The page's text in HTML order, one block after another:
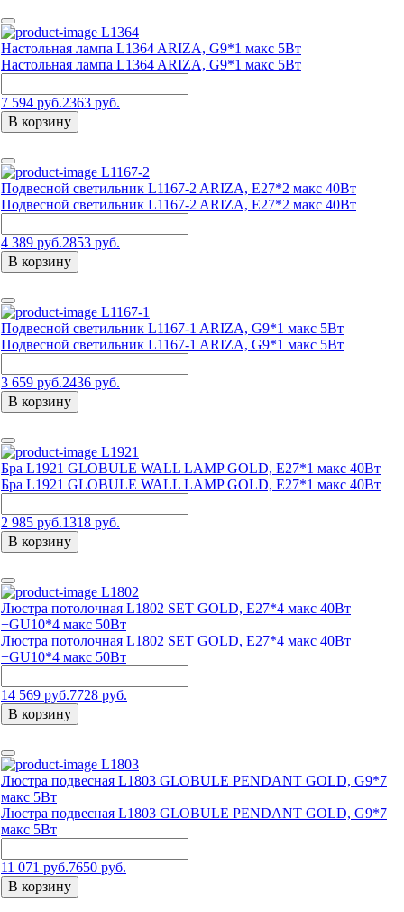
L1364
Настольная лампа L1364 ARIZA, G9*1 макс 5Вт
Настольная лампа L1364 ARIZA, G9*1 макс 5Вт
7 594 руб.2363 руб.
В корзину
L1167-2
Подвесной светильник L1167-2 ARIZA, Е27*2 макс 40Вт
Подвесной светильник L1167-2 ARIZA, Е27*2 макс 40Вт
4 389 руб.2853 руб.
В корзину
L1167-1
Подвесной светильник L1167-1 ARIZA, G9*1 макс 5Вт
Подвесной светильник L1167-1 ARIZA, G9*1 макс 5Вт
3 659 руб.2436 руб.
В корзину
L1921
Бра L1921 GLOBULE WALL LAMP GOLD, E27*1 макс 40Вт
Бра L1921 GLOBULE WALL LAMP GOLD, E27*1 макс 40Вт
2 985 руб.1318 руб.
В корзину
L1802
Люстра потолочная L1802 SET GOLD, Е27*4 макс 40Вт
+GU10*4 макс 50Вт
Люстра потолочная L1802 SET GOLD, Е27*4 макс 40Вт
+GU10*4 макс 50Вт
14 569 руб.7728 руб.
В корзину
L1803
Люстра подвесная L1803 GLOBULE PENDANT GOLD, G9*7
макс 5Вт
Люстра подвесная L1803 GLOBULE PENDANT GOLD, G9*7
макс 5Вт
11 071 руб.7650 руб.
В корзину